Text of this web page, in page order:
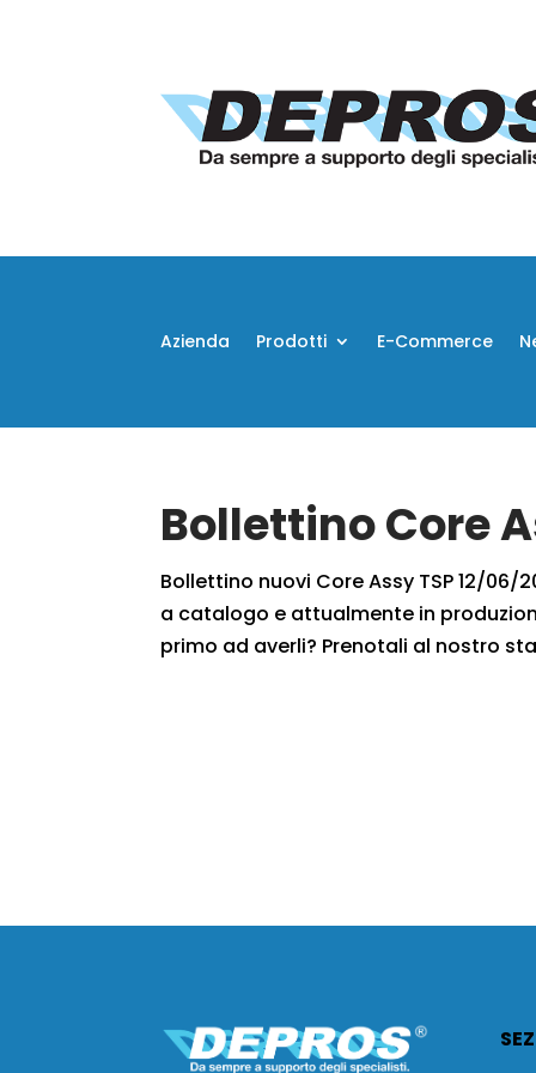
Azienda Prodotti E-Commerce
Bollettino Core
Bollettino nuovi Core Assy TSP 12/
a catalogo e attualmente in
primo ad averli? Prenotali al nostro